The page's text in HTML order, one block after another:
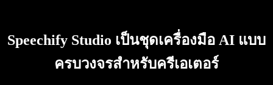
Speechify Studio เป็นชุดเครื่องมือ AI แบบ
ครบวงจรสำหรับครีเอเตอร์